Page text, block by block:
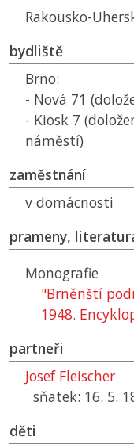
Rakousko-
bydliště
Brno:
- Nová 71
- Kiosk 7
náměstí)
zaměstnání
v domácnosti
prameny,
Monografie
"Brněnští
1948.
partneři
Josef Fleischer
sňatek: 16. 5.
děti